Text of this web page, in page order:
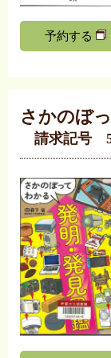
予約する
さかのぼ
請求記号